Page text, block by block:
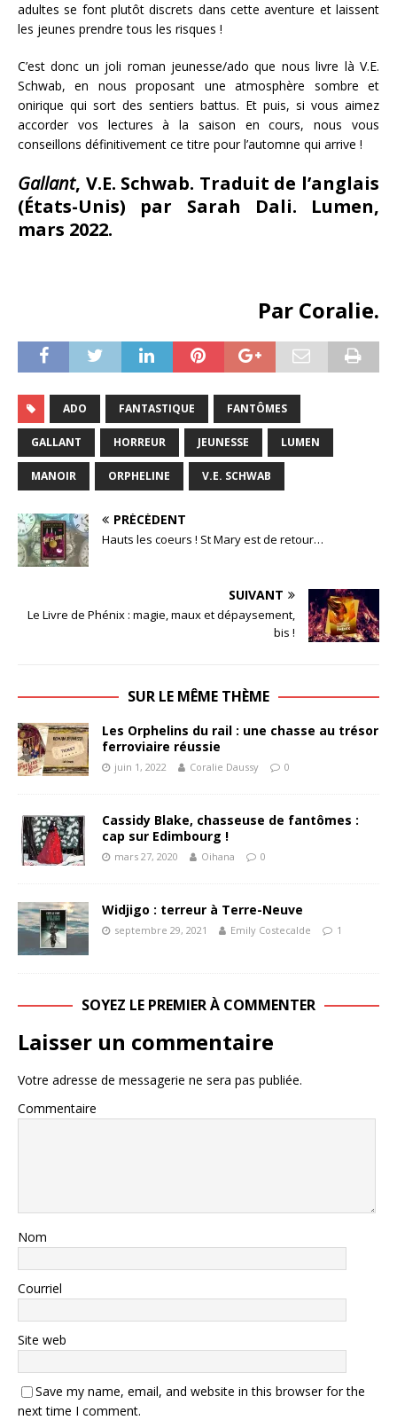
adultes se font plutôt discrets dans cette aventure et laissent
les jeunes prendre tous les risques !
C’est donc un joli roman jeunesse/ado que nous livre là V.E.
Schwab, en nous proposant une atmosphère sombre et
onirique qui sort des sentiers battus. Et puis, si vous aimez
accorder vos lectures à la saison en cours, nous vous
conseillons définitivement ce titre pour l’automne qui arrive !
Gallant, V.E. Schwab. Traduit de l’anglais
(États-Unis) par Sarah Dali. Lumen,
mars 2022.
Par Coralie.
ADO FANTASTIQUE FANTÔMES
GALLANT HORREUR JEUNESSE LUMEN
MANOIR ORPHELINE V.E. SCHWAB
PRÉCÉDENT
Hauts les coeurs ! St Mary est de retour…
SUIVANT
Le Livre de Phénix : magie, maux et dépaysement,
bis !
SUR LE MÊME THÈME
Les Orphelins du rail : une chasse au trésor
ferroviaire réussie
juin 1, 2022 Coralie Daussy 0
Cassidy Blake, chasseuse de fantômes :
cap sur Edimbourg !
mars 27, 2020 Oihana 0
Widjigo : terreur à Terre-Neuve
septembre 29, 2021 Emily Costecalde 1
SOYEZ LE PREMIER À COMMENTER
Laisser un commentaire
Votre adresse de messagerie ne sera pas publiée.
Commentaire
Nom
Courriel
Site web
Save my name, email, and website in this browser for the
next time I comment.